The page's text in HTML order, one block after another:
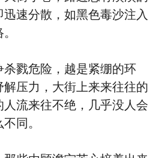
速分散，如黑色毒沙注入
戮危险，越是紧绷的环
压力，大街上来来往往的
人流来往不绝，几乎没人会
同。